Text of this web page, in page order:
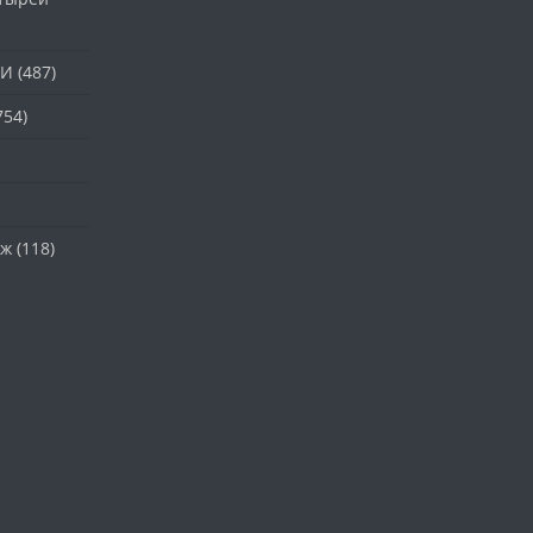
(487)
(118)